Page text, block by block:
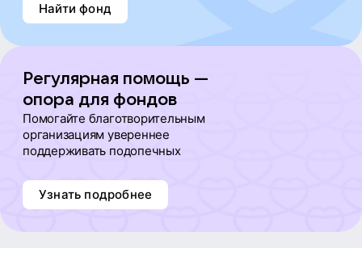
Найти фонд
Регулярная помощь —
опора для фондов
Помогайте благотворительным
организациям увереннее
поддерживать подопечных
Узнать подробнее